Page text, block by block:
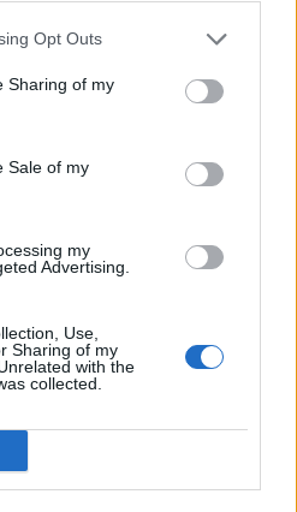
Opt Outs
Sharing of my
Sale of my
my
Advertising.
Use,
Sharing of my
with the
collected.
tartozó cégre
a
megszegése miatt